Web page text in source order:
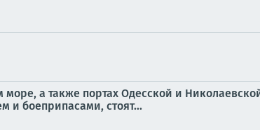
а также портах Одесской и
и боеприпасами, стоят...